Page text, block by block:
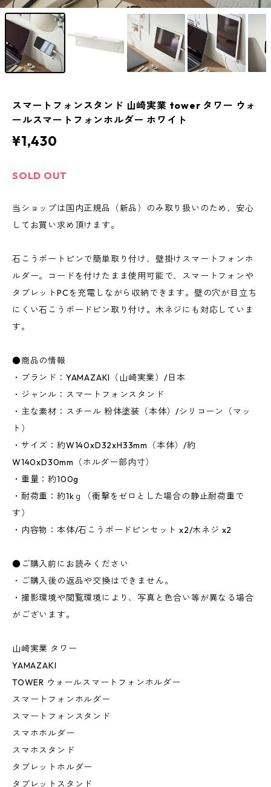
スマートフォンスタンド 山崎実業 tower タワー ウォ
ールスマートフォンホルダー ホワイト
¥1,430
SOLD OUT
当ショップは国内正規品（新品）のみ取り扱いのため、安心
してお買い求め頂けます。
石こうボートピンで簡単取り付け、壁掛けスマートフォンホ
ルダー。コードを付けたまま使用可能で、スマートフォンや
タブレットPCを充電しながら収納できます。壁の穴が目立ち
にくい石こうボードピン取り付け。木ネジにも対応していま
す。
●商品の情報
・ブランド：YAMAZAKI（山崎実業）/日本
・ジャンル：スマートフォンスタンド
・主な素材：スチール 粉体塗装（本体）/シリコーン（マッ
ト）
・サイズ：約W140xD32xH33mm（本体）/約
W140xD30mm（ホルダー部内寸）
・重量：約100g
・耐荷重：約1kｇ（衝撃をゼロとした場合の静止耐荷重で
す）
・内容物：本体/石こうボードピンセット x2/木ネジ x2
●ご購入前にお読みください
・ご購入後の返品や交換はできません。
・撮影環境や閲覧環境により、写真と色合い等が異なる場合
がございます。
山崎実業 タワー
YAMAZAKI
TOWER ウォールスマートフォンホルダー
スマートフォンホルダー
スマートフォンスタンド
スマホホルダー
スマホスタンド
タブレットホルダー
タブレットスタンド